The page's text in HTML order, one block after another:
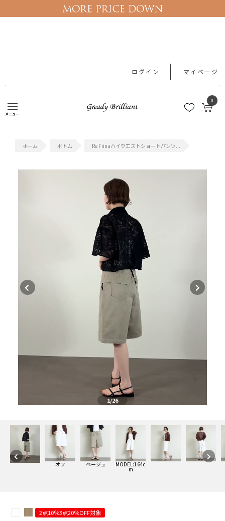
メニュー
0
ログイン マイページ
#新作アイテム
ボトム Re Fiinaハイウエストショートパンツ...
1/26
オフ ベージュ MODEL:164c
m
2点10％3点20％OFF対象